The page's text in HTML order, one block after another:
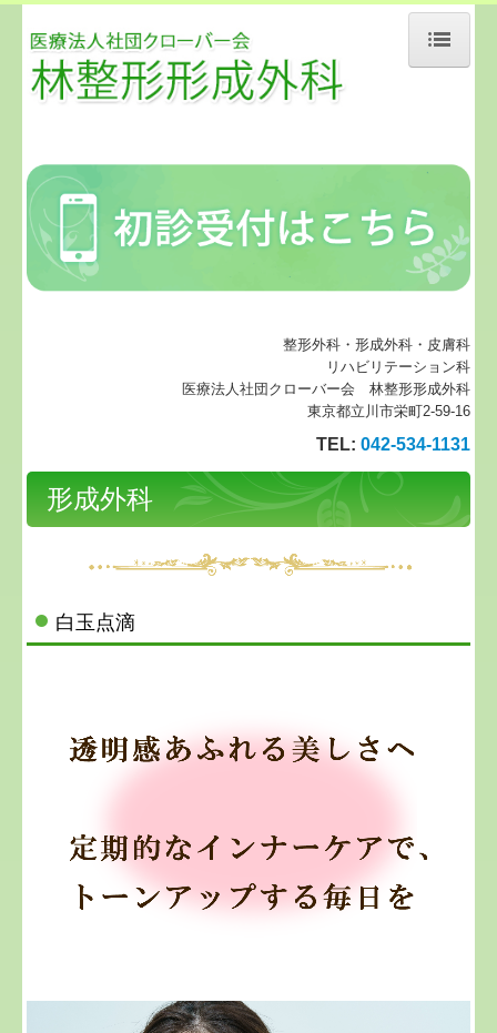
ホーム
診療案内
外来担当医表
皮膚科機器
レーザートーニング
ロコモティブ体操
地図、交通案内
個人情報保護方針
整形外科・形成外科・皮膚科
リハビリテーション科
医療法人社団クローバー会 林整形形成外科
東京都立川市栄町2-59-16
TEL: 042-534-1131
形成外科
白玉点滴